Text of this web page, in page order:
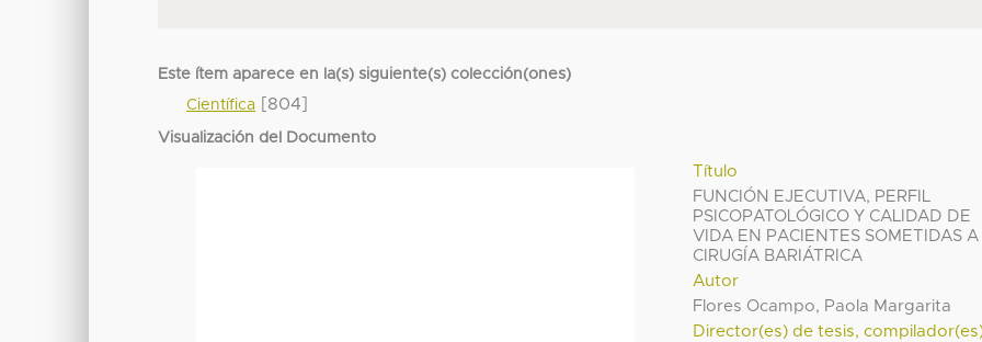
Este ítem aparece en la(s) siguiente(s) colección(ones)
Científica [804]
Visualización del Documento
Título
FUNCIÓN EJECUTIVA, PERFIL
PSICOPATOLÓGICO Y CALIDAD DE
VIDA EN PACIENTES SOMETIDAS A
CIRUGÍA BARIÁTRICA
Autor
Flores Ocampo, Paola Margarita
Director(es) de tesis,